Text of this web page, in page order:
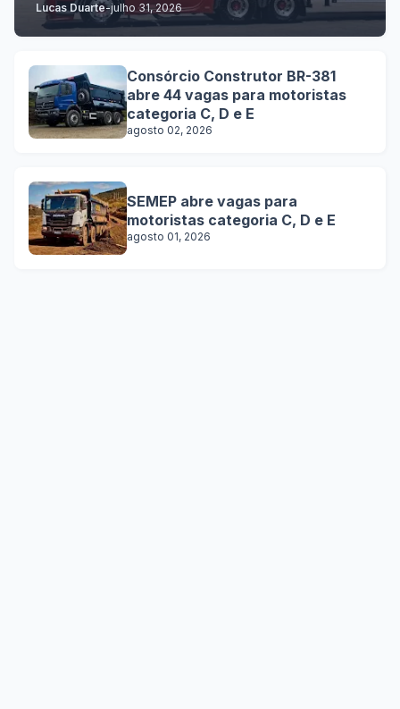
Lucas Duarte-julho 31, 2026
Consórcio Construtor BR-381
abre 44 vagas para motoristas
categoria C, D e E
agosto 02, 2026
SEMEP abre vagas para
motoristas categoria C, D e E
agosto 01, 2026